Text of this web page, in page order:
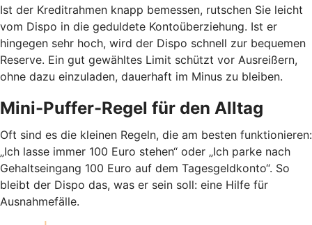
Ist der Kreditrahmen knapp bemessen, rutschen Sie leicht
vom Dispo in die geduldete Kontoüberziehung. Ist er
hingegen sehr hoch, wird der Dispo schnell zur bequemen
Reserve. Ein gut gewähltes Limit schützt vor Ausreißern,
ohne dazu einzuladen, dauerhaft im Minus zu bleiben.
Mini-Puffer-Regel für den Alltag
Oft sind es die kleinen Regeln, die am besten funktionieren:
„Ich lasse immer 100 Euro stehen“ oder „Ich parke nach
Gehaltseingang 100 Euro auf dem Tagesgeldkonto“. So
bleibt der Dispo das, was er sein soll: eine Hilfe für
Ausnahmefälle.